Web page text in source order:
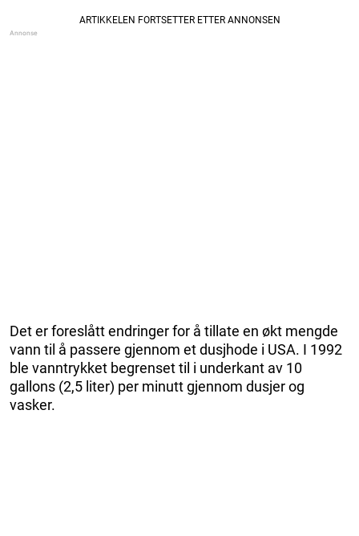
Det er foreslått endringer for å tillate en økt mengde
vann til å passere gjennom et dusjhode i USA. I 1992
ble vanntrykket begrenset til i underkant av 10
gallons (2,5 liter) per minutt gjennom dusjer og
vasker.